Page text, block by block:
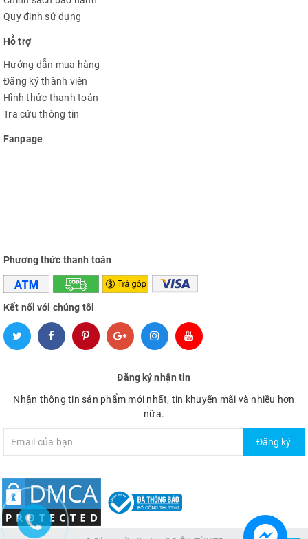
Quy định sử dụng
Hỗ trợ
Hướng dẫn mua hàng
Đăng ký thành viên
Hình thức thanh toán
Tra cứu thông tin
Fanpage
Phương thức thanh toán
Kết nối với chúng tôi
Đăng ký nhận tin
Nhận thông tin sản phẩm mới nhất, tin khuyến mãi và nhiều hơn
nữa.
Đăng ký